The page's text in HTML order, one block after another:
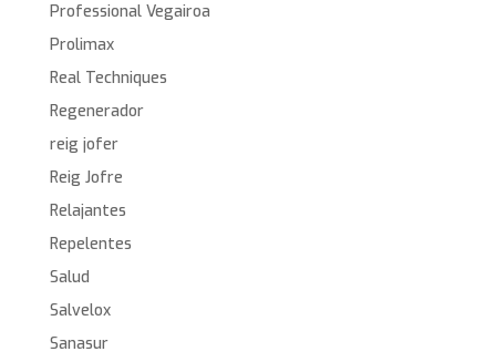
Professional Vegairoa
Prolimax
Real Techniques
Regenerador
reig jofer
Reig Jofre
Relajantes
Repelentes
Salud
Salvelox
Sanasur